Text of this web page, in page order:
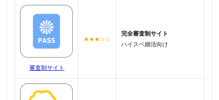
審査制サイト
★★★☆☆
完全審査制サイト
ハイスペ婚活向け